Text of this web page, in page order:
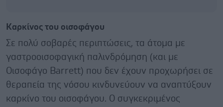
Καρκίνος του οισοφάγου
Σε πολύ σοβαρές περιπτώσεις, τα άτομα με
γαστροοισοφαγική παλινδρόμηση (και με
Οισοφάγο Barrett) που δεν έχουν προχωρήσει σε
θεραπεία της νόσου κινδυνεύουν να αναπτύξουν
καρκίνο του οισοφάγου. Ο συγκεκριμένος